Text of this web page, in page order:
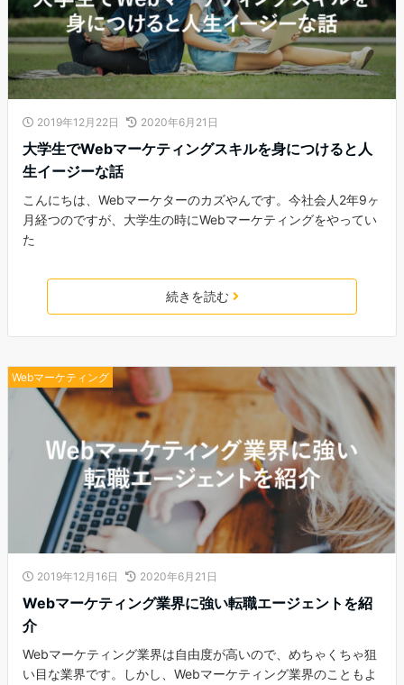
2019年12月22日 2020年6月21日
大学生でWebマーケティングスキルを身につけると人
生イージーな話
こんにちは、Webマーケターのカズやんです。今社会人2年9ヶ
月経つのですが、大学生の時にWebマーケティングをやってい
た
続きを読む
Webマーケティング
2019年12月16日 2020年6月21日
Webマーケティング業界に強い転職エージェントを紹
介
Webマーケティング業界は自由度が高いので、めちゃくちゃ狙
い目な業界です。しかし、Webマーケティング業界のこともよ